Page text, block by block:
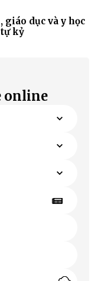
giáo dục và y học
kỷ
online